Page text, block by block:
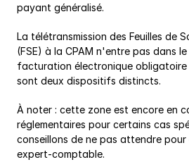
payant généralisé.
La télétransmission des Feuilles de
(FSE) à la CPAM n'entre pas dans
facturation électronique obligatoire
sont deux dispositifs distincts.
À noter : cette zone est encore en
réglementaires pour certains cas
conseillons de ne pas attendre
expert-comptable.